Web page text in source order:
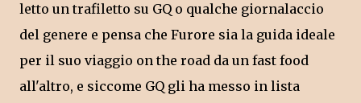
letto un trafiletto su GQ o qualche giornalaccio
del genere e pensa che Furore sia la guida ideale
per il suo viaggio on the road da un fast food
all'altro, e siccome GQ gli ha messo in lista